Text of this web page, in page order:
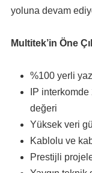
yoluna devam
Multitek’in Öne
%100 yerli
IP
değeri
Yüksek veri
Kablolu ve
Prestijli